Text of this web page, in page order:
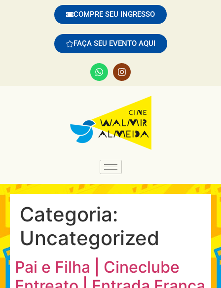
COMPRE SEU INGRESSO
FAÇA SEU EVENTO AQUI
Categoria:
Uncategorized
Pai e Filha | Cineclube